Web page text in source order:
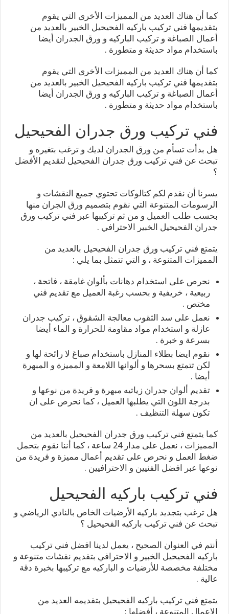
كما أن هناك العديد من المميزات الأخرى التي يقوم
بتقديمها فني تركيب باركيه الفحيحيل الخبير بالعديد من
أعمال الصباغة و تركيب الباركيه و ورق الجدران أيضا
باستخدام مواد حديثة و متطورة .
كما أن هناك العديد من المميزات الأخرى التي يقوم
بتقديمها فني تركيب باركيه الفحيحيل الخبير بالعديد من
أعمال الصباغة و تركيب الباركيه و ورق الجدران أيضا
باستخدام مواد حديثة و متطورة .
فني تركيب ورق جدران الفحيحيل
هل بدأت تسأم من ورق الجدران لديك و ترغب بتغيره و
تبحث عن فني تركيب ورق جدران الفحيحيل لتقديم الأفضل
؟
يسرنا أن نقدم لكم كتالوكات تحتوي جميع النقشات و
الرسومات المتنوعة التي نقوم بتصميم ورق الجران منها
بحسب طلب العميل و من ثم تركيبها عبر فني تركيب ورق
جدران الفحيحيل الخبير الاحترافي .
يتمتع فني تركيب ورق جدران الفحيحيل بالعديد من
المميزات المتنوعة ، و التي تتمثل بما يلي :
نحرص على استخدام دهانات بألوان غامقة ، فاتحة ،
ربيعية ، خريفية و بحسب رغبة العميل مع تقديم فني
مختص .
نعمل على سد الثقوب معالجة الشقوق ، تركيب جدران
عازلة و استخدام مواد مقاومة للحرارة و الماء أيضا
بسرعة و خبرة .
نقوم ايضا بطلاء المنازل باستخدام صباغ لا رائحة لها و
لكن تتمتع بسحرها و ألوانها اللامعة و المميزة و المبهرة
أيضا .
تقديم ألوان جدران زياتيه مبهرة و فريدة من نوعها و
بدرجة اللون التي يطلبها العميل ، كما نحرص على ان
تكون سهلة التنظيف .
كما يتمتع فني تركيب ورق جدران الفحيحيل بالعديد من
المميزات ، نعمل على مدار 24 ساعة ، كما أننا نقوم بتحمل
ضغط العمل و نحرص على تقديم أعمال مميزة و فريدة من
نوعها عبر افضل الفنيين و الاحترافيين .
فني تركيب باركيه الفحيحيل
هل ترغب بتجديد باركيه الأرضيات الخاص بالنادي الرياضي و
تبحث عن فني تركيب باركيه الفحيحيل ؟
أنتم في العنوان الصحيح ، يعمل لدينا افضل فني تركيب
باركيه الفحيحيل الخبير و الاحترافي بتقديم نقشات متنوعة و
مختلفة مخصصة للأرضيات و الباركيه مع تركيبها بخبرة دقة
عالية .
يتمتع فني تركيب باركيه الفحيحيل بتقديمه العديد من
الاعمال المتنوعة ، أفضلها :